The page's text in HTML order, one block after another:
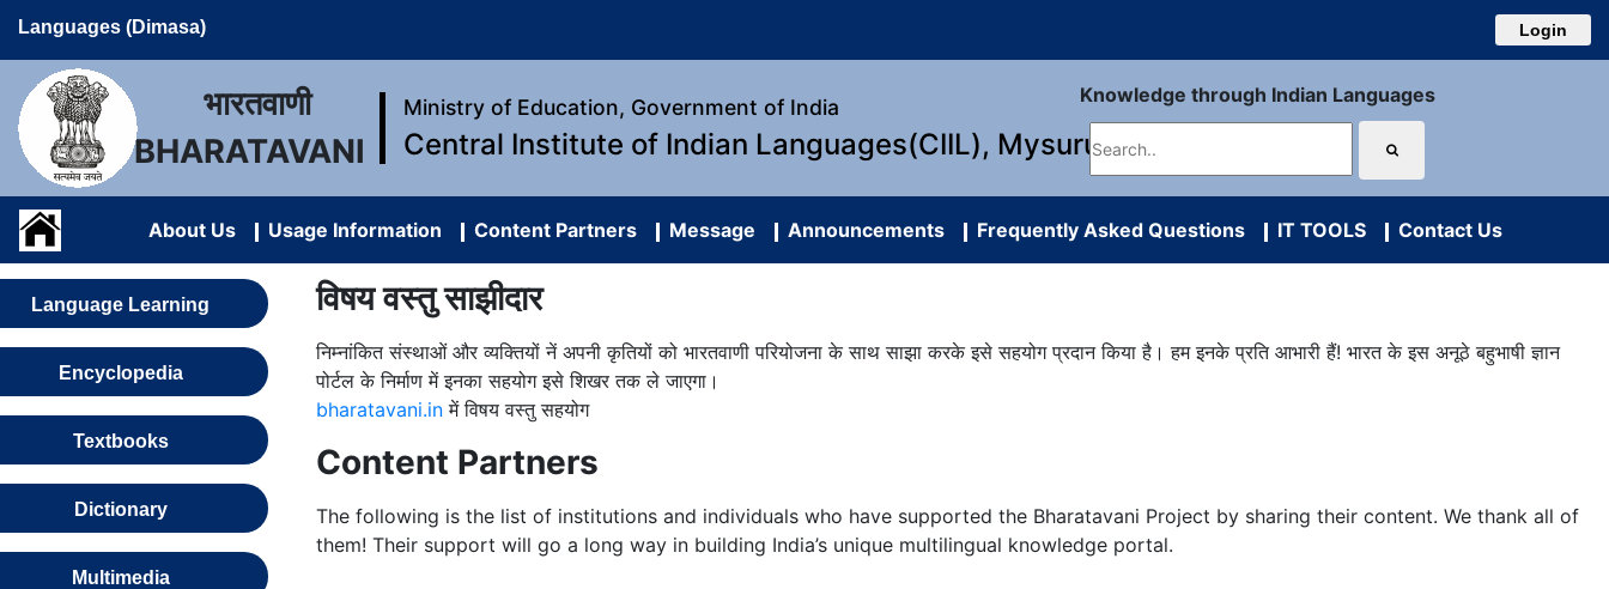
Languages (Dimasa) Login
भारतवाणी
BHARATAVANI
Ministry of Education, Government of India
Central Institute of Indian Languages(CIIL), Mysuru
Knowledge through Indian Languages
About Us Usage Information Content Partners Message Announcements Frequently Asked Questions IT TOOLS Contact Us
Language Learning
Encyclopedia
Textbooks
Dictionary
Multimedia
विषय वस्तु साझीदार
निम्नांकित संस्थाओं और व्यक्तियों नें अपनी कृतियों को भारतवाणी परियोजना के साथ साझा करके इसे सहयोग प्रदान किया है। हम इनके प्रति आभारी हैं! भारत के इस अनूठे बहुभाषी ज्ञान
पोर्टल के निर्माण में इनका सहयोग इसे शिखर तक ले जाएगा।
bharatavani.inमें विषय वस्तु सहयोग
Content Partners
The following is the list of institutions and individuals who have supported the Bharatavani Project by sharing their content. We thank all of
them! Their support will go a long way in building India’s unique multilingual knowledge portal.